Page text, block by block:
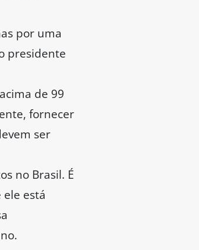
por uma
presidente
de 99
fornecer
ser
no Brasil. É
está